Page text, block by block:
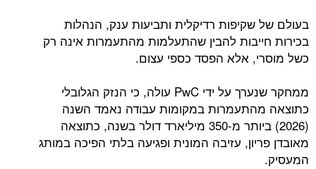
בעולם של שקיפות רדיקלית ותביעות ענק, הנהלות
בכירות חייבות להבין שהתעלמות מהתעמרות אינה רק
כשל מוסרי, אלא הפסד כספי עצום.
ממחקר שנערך על ידי PwC עולה, כי הנזק הגלובלי
כתוצאה מהתעמרות במקומות עבודה נאמד השנה
(2026) ביותר מ-350 מיליארד דולר בשנה, כתוצאה
מאובדן פריון, עזיבה המונית ופגיעה בלתי הפיכה במותג
המעסיק.